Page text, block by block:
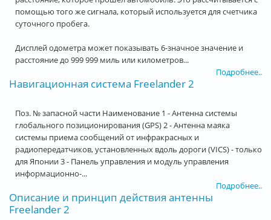
помощью того же сигнала, который используется для счетчика
суточного пробега.
Дисплей одометра может показывать 6-значное значение и
расстояние до 999 999 миль или километров...
Подробнее..
Навигационная система Freelander 2
Поз. № запасной части Наименование 1 - Антенна системы
глобального позиционирования (GPS) 2 - Антенна маяка
системы приема сообщений от инфракрасных и
радиопередатчиков, установленных вдоль дороги (VICS) - только
для Японии 3 - Панель управления и модуль управления
информационно-...
Подробнее..
Описание и принцип действия антенны
Freelander 2